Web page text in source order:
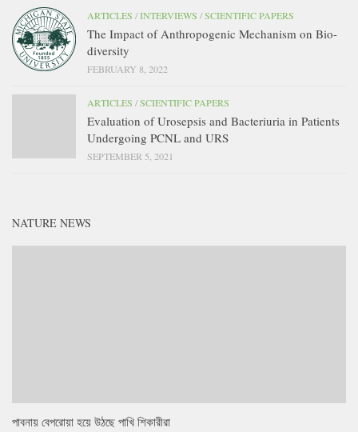
ARTICLES /INTERVIEWS /SCIENTIFIC PAPERS
The Impact of Anthropogenic Mechanism on Bio-
diversity
FEBRUARY 8, 2022
ARTICLES /SCIENTIFIC PAPERS
Evaluation of Urosepsis and Bacteriuria in Patients
Undergoing PCNL and URS
SEPTEMBER 5, 2021
NATURE NEWS
পাবনায় বেপরোয়া হয়ে উঠছে পাখি শিকারীরা